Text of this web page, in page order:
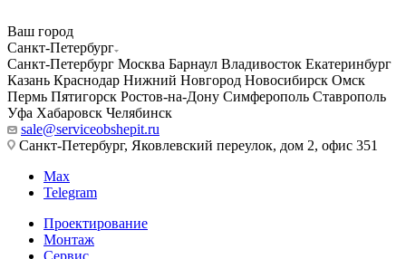
Ваш город
Санкт-Петербург
Санкт-Петербург Москва Барнаул Владивосток Екатеринбург
Казань Краснодар Нижний Новгород Новосибирск Омск
Пермь Пятигорск Ростов-на-Дону Симферополь Ставрополь
Уфа Хабаровск Челябинск
sale@serviceobshepit.ru
Санкт-Петербург, Яковлевский переулок, дом 2, офис 351
Max
Telegram
Проектирование
Монтаж
Сервис